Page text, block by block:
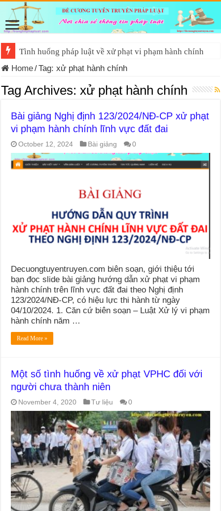
Tình huống pháp luật về xử phạt vi phạm hành chính
Home/Tag:xử phạt hành chính
Tag Archives:xử phạt hành chính
Bài giảng Nghị định 123/2024/NĐ-CP xử phạt
vi phạm hành chính lĩnh vực đất đai
October 12, 2024 Bài giảng 0
Decuongtuyentruyen.com biên soạn, giới thiệu tới
bạn đọc slide bài giảng hướng dẫn xử phạt vi phạm
hành chính trên lĩnh vực đất đai theo Nghị định
123/2024/NĐ-CP, có hiệu lực thi hành từ ngày
04/10/2024. 1. Căn cứ biên soạn – Luật Xử lý vi phạm
hành chính năm …
Read More »
Một số tình huống về xử phạt VPHC đối với
người chưa thành niên
November 4, 2020 Tư liệu 0